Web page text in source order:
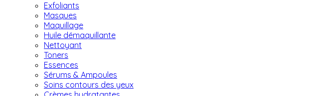
Exfoliants
Masques
Maquillage
Huile démaquillante
Nettoyant
Toners
Essences
Sérums & Ampoules
Soins contours des yeux